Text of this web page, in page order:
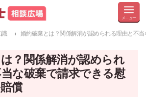
識 婚約破棄とは？関係解消が認められる理由と不
？関係解消が認められ
な破棄で請求できる慰
償